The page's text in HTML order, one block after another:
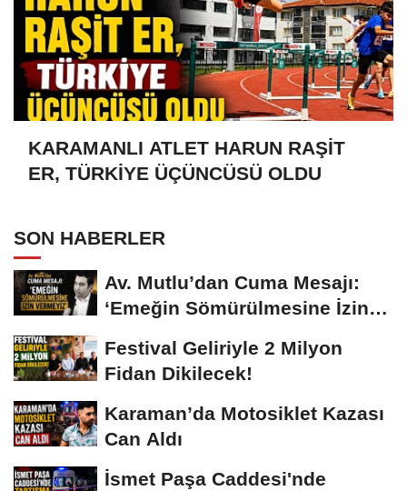
KARAMANLI ATLET HARUN RAŞİT
ER, TÜRKİYE ÜÇÜNCÜSÜ OLDU
SON HABERLER
Av. Mutlu’dan Cuma Mesajı:
‘Emeğin Sömürülmesine İzin
Festival Geliriyle 2 Milyon
Fidan Dikilecek!
Karaman’da Motosiklet Kazası
Can Aldı
İsmet Paşa Caddesi'nde